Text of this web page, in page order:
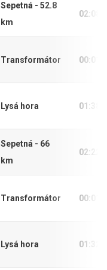
Sepetná - 52.8
km
Transformátor
Lysá hora
Sepetná - 66
km
Transformátor
Lysá hora